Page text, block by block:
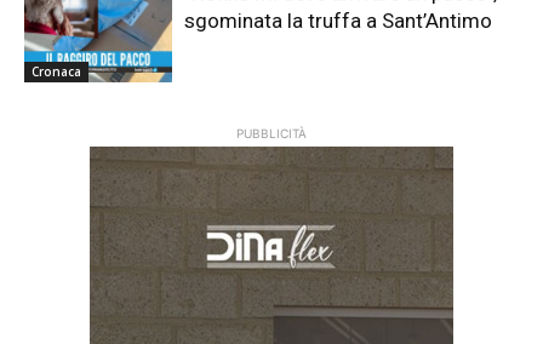
Cronaca
sgominata la truffa a Sant’Antimo
PUBBLICITÀ